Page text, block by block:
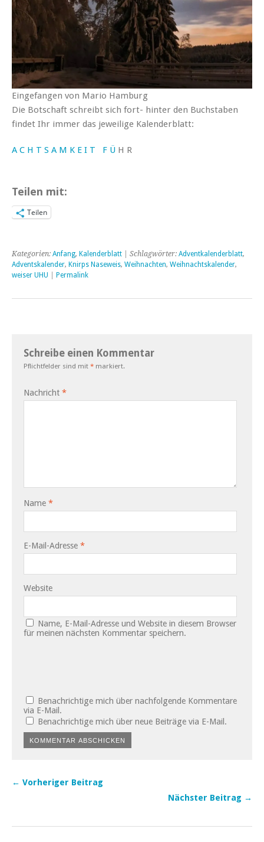
Eingefangen von Mario Hamburg
Die Botschaft schreibt sich fort- hinter den Buchstaben
findet Ihr immer das jeweilige Kalenderblatt:
A C H T S A M K E I T F Ü H R
Teilen mit:
Teilen
Kategorien: Anfang, Kalenderblatt | Schlagwörter: Adventkalenderblatt,
Adventskalender, Knirps Naseweis, Weihnachten, Weihnachtskalender,
weiser UHU
Permalink
Schreibe einen Kommentar
Pflichtfelder sind mit * markiert.
Nachricht *
Name *
E-Mail-Adresse *
Website
Name, E-Mail-Adresse und Website in diesem Browser
für meinen nächsten Kommentar speichern.
Benachrichtige mich über nachfolgende Kommentare
via E-Mail.
Benachrichtige mich über neue Beiträge via E-Mail.
← Vorheriger Beitrag
Nächster Beitrag →